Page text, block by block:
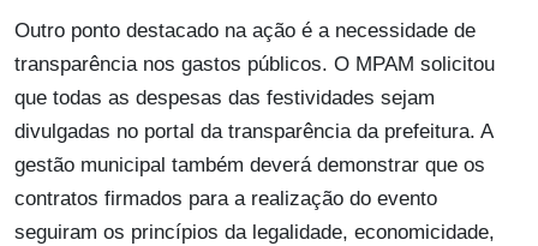
Outro ponto destacado na ação é a necessidade de
transparência nos gastos públicos. O MPAM solicitou
que todas as despesas das festividades sejam
divulgadas no portal da transparência da prefeitura. A
gestão municipal também deverá demonstrar que os
contratos firmados para a realização do evento
seguiram os princípios da legalidade, economicidade,